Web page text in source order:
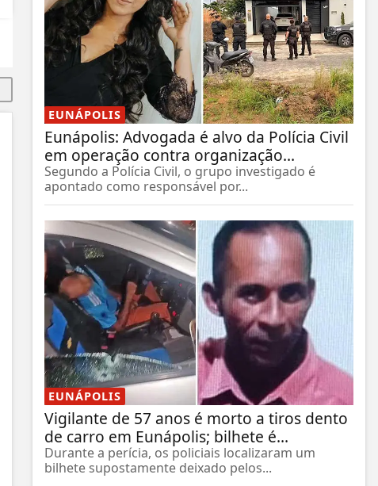
EUNÁPOLIS
Eunápolis: Advogada é alvo da Polícia Civil
em operação contra organização...
Segundo a Polícia Civil, o grupo investigado é
apontado como responsável por...
EUNÁPOLIS
Vigilante de 57 anos é morto a tiros dento
de carro em Eunápolis; bilhete é...
Durante a perícia, os policiais localizaram um
bilhete supostamente deixado pelos...